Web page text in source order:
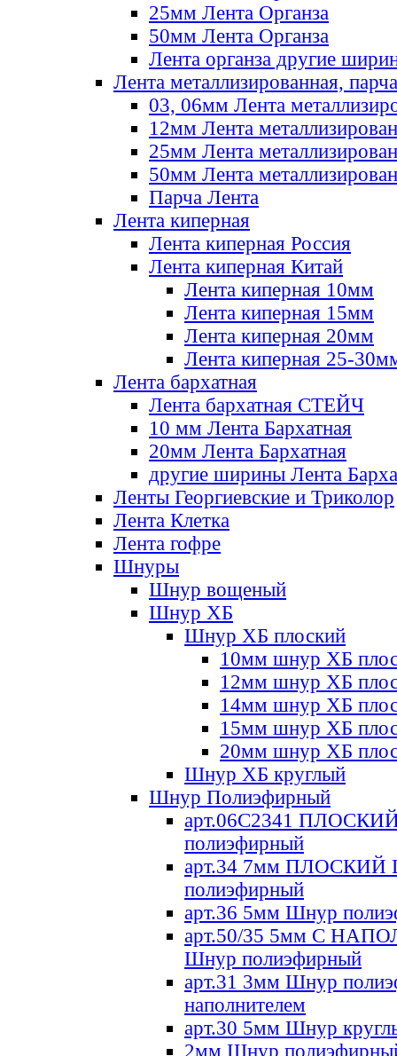
25мм Лента Органза
50мм Лента Органза
Лента органза другие
Лента металлизированная, парча
03, 06мм Лента
12мм Лента
25мм Лента
50мм Лента
Парча Лента
Лента киперная
Лента киперная Россия
Лента киперная Китай
Лента киперная 10мм
Лента киперная 15мм
Лента киперная 20мм
Лента киперная 25-
Лента бархатная
Лента бархатная СТЕЙЧ
10 мм Лента Бархатная
20мм Лента Бархатная
другие ширины Лента
Ленты Георгиевские и Триколор
Лента Клетка
Лента гофре
Шнуры
Шнур вощеный
Шнур ХБ
Шнур ХБ плоский
10мм шнур ХБ
12мм шнур ХБ
14мм шнур ХБ
15мм шнур ХБ
20мм шнур ХБ
Шнур ХБ круглый
Шнур Полиэфирный
арт.06С2341
полиэфирный
арт.34 7мм ПЛОСКИЙ
полиэфирный
арт.36 5мм Шнур
арт.50/35 5мм С
Шнур полиэфирный
арт.31 3мм Шнур
наполнителем
арт.30 5мм Шнур
2мм Шнур